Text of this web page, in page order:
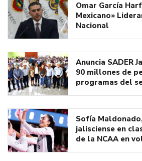
Omar García
Mexicano»
Nacional
Anuncia SADER
90 millones de
programas del
Sofía
jalisciense en
de la NCAA en